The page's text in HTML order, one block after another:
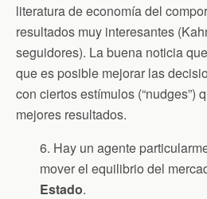
literatura de economía del
resultados muy interesantes
seguidores). La buena noticia
que es posible mejorar las
con ciertos estímulos (“nudges”)
mejores resultados.
6. Hay un agente
mover el equilibrio del
Estado.